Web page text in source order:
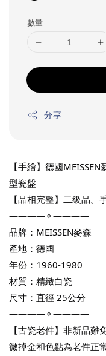
數量
分享
【手繪】德國
型瓷盤
【品相完整】二級品。
————✧————
品牌：MEISSEN麥森
產地：德國
年份：1960-1980
材質：精緻白瓷
尺寸：直徑 25公分
————✧————
【古瓷老件】非新品
微掉金和色點為老件正